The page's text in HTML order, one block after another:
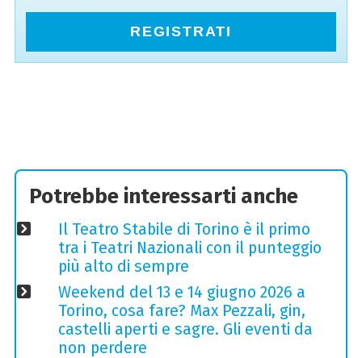
REGISTRATI
Potrebbe interessarti anche
Il Teatro Stabile di Torino è il primo
tra i Teatri Nazionali con il punteggio
più alto di sempre
Weekend del 13 e 14 giugno 2026 a
Torino, cosa fare? Max Pezzali, gin,
castelli aperti e sagre. Gli eventi da
non perdere